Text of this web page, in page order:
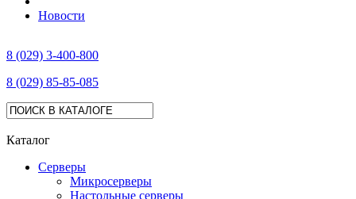
Новости
8 (029) 3-400-800
8 (029) 85-85-085
Каталог
Серверы
Микросерверы
Настольные серверы